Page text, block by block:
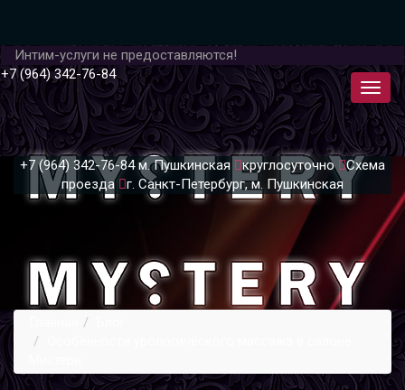
Интим-услуги не предоставляются!
+7 (964) 342-76-84
+7 (964) 342-76-84 м. Пушкинская круглосуточно
Схема
проезда
г. Санкт-Петербург, м. Пушкинская